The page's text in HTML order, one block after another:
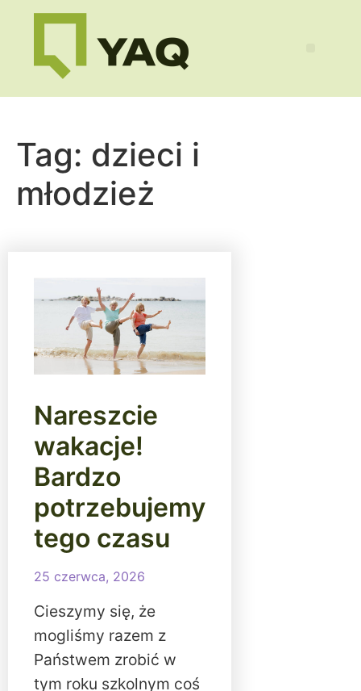
Tag: dzieci i
młodzież
Nareszcie
wakacje!
Bardzo
potrzebujemy
tego czasu
25 czerwca, 2026
Cieszymy się, że
mogliśmy razem z
Państwem zrobić w
tym roku szkolnym coś